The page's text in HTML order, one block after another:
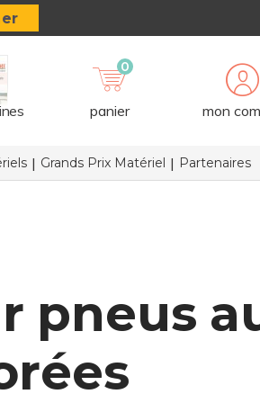
0
panier mon
Grands Prix Matériel Partenaires
pneus